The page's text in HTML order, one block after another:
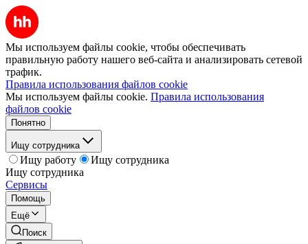
Мы используем файлы cookie, чтобы обеспечивать
правильную работу нашего веб-сайта и анализировать сетевой
трафик.
Правила использования файлов cookie
Мы используем файлы cookie. Правила использования
файлов cookie
Понятно
Ищу сотрудника
Ищу работу
Ищу сотрудника
Ищу сотрудника
Сервисы
Помощь
Ещё
Поиск